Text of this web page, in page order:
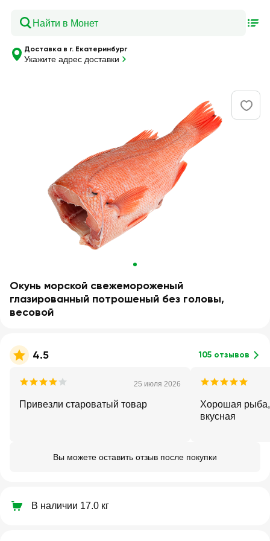
Доставка в г. Екатеринбург
Укажите адрес доставки
Окунь морской свежемороженый
глазированный потрошеный без головы,
весовой
4.5 105 отзывов
25 июля 2026
Привезли староватый товар
Хорошая рыба,
вкусная
Вы можете оставить отзыв после покупки
В наличии 17.0 кг